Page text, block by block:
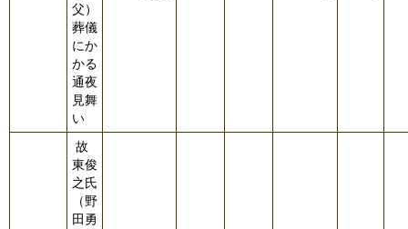
父）
葬儀
にか
かる
通夜
見舞
い
故
東俊
之氏
（野
田勇